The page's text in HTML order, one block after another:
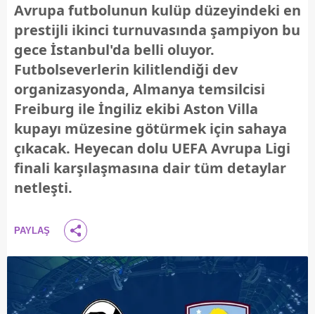
Avrupa futbolunun kulüp düzeyindeki en
prestijli ikinci turnuvasında şampiyon bu
gece İstanbul'da belli oluyor.
Futbolseverlerin kilitlendiği dev
organizasyonda, Almanya temsilcisi
Freiburg ile İngiliz ekibi Aston Villa
kupayı müzesine götürmek için sahaya
çıkacak. Heyecan dolu UEFA Avrupa Ligi
finali karşılaşmasına dair tüm detaylar
netleşti.
PAYLAŞ